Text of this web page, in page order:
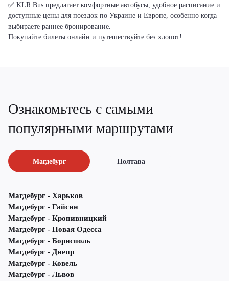
✅ KLR Bus предлагает комфортные автобусы, удобное расписание и
доступные цены для поездок по Украине и Европе, особенно когда
выбираете раннее бронирование.
Покупайте билеты онлайн и путешествуйте без хлопот!
Ознакомьтесь с самыми
популярными маршрутами
Магдебург Полтава
Магдебург - Харьков
Магдебург - Гайсин
Магдебург - Кропивницкий
Магдебург - Новая Одесса
Магдебург - Борисполь
Магдебург - Днепр
Магдебург - Ковель
Магдебург - Львов